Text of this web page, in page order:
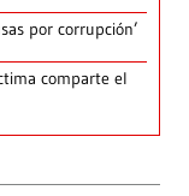
por corrupción’
comparte el